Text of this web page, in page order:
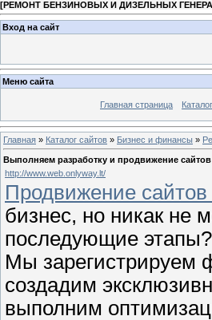
[РЕМОНТ БЕНЗИНОВЫХ И ДИЗЕЛЬНЫХ
Вход на сайт
Меню сайта
Главная страница
Главная » Каталог сайтов » Бизнес и финансы »
Выполняем разработку и продвижение
http://www.web.onlyway.lt/
Продвижение
бизнес, но никак не
последующие
Мы зарегистрируем
создадим
выполним